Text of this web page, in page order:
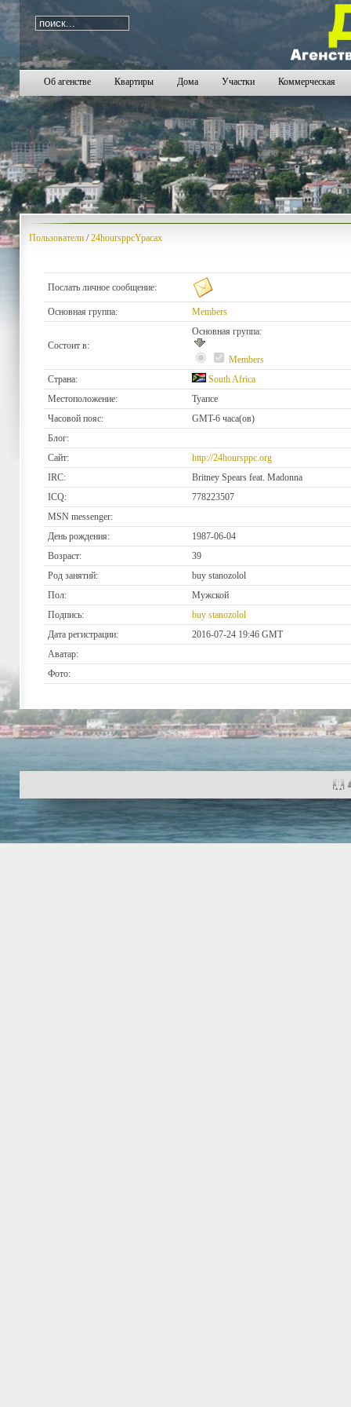
Об агенстве Квартиры Дома Участки Коммерческая
Пользователи /24hoursppcYpacax
Послать личное сообщение:
Основная группа: Members
Состоит в:
Основная группа:
Members
Страна:
South Africa
Местоположение:
Туапсе
Часовой пояс:
GMT-6 часа(ов)
Блог:
Сайт:
http://24hoursppc.org
IRC:
Britney Spears feat. Madonna
ICQ:
778223507
MSN messenger:
День рождения:
1987-06-04
Возраст:
39
Род занятий:
buy stanozolol
Пол:
Мужской
Подпись:
buy stanozolol
Дата регистрации:
2016-07-24 19:46 GMT
Аватар:
Фото: